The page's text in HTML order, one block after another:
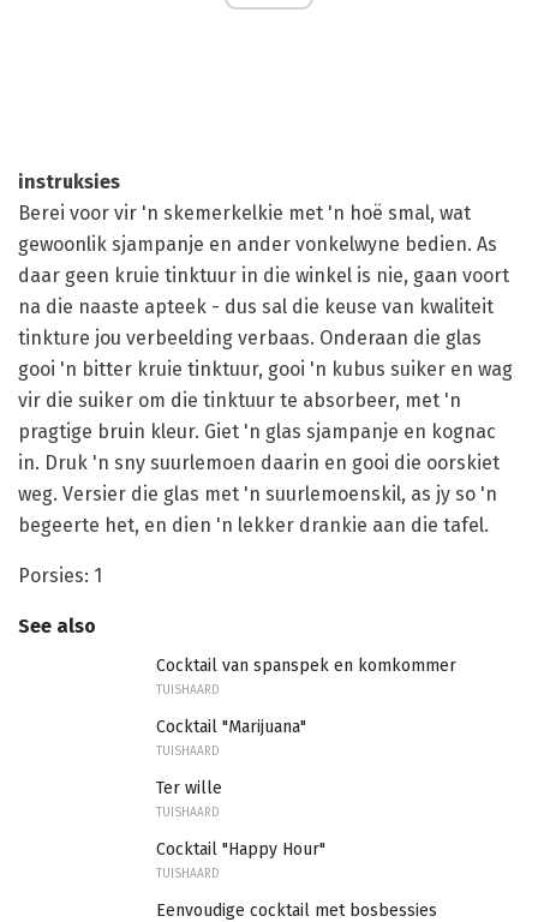
instruksies
Berei voor vir 'n skemerkelkie met 'n hoë smal, wat
gewoonlik sjampanje en ander vonkelwyne bedien. As
daar geen kruie tinktuur in die winkel is nie, gaan voort
na die naaste apteek - dus sal die keuse van kwaliteit
tinkture jou verbeelding verbaas. Onderaan die glas
gooi 'n bitter kruie tinktuur, gooi 'n kubus suiker en wag
vir die suiker om die tinktuur te absorbeer, met 'n
pragtige bruin kleur. Giet 'n glas sjampanje en kognac
in. Druk 'n sny suurlemoen daarin en gooi die oorskiet
weg. Versier die glas met 'n suurlemoenskil, as jy so 'n
begeerte het, en dien 'n lekker drankie aan die tafel.
Porsies: 1
See also
Cocktail van spanspek en komkommer
TUISHAARD
Cocktail "Marijuana"
TUISHAARD
Ter wille
TUISHAARD
Cocktail "Happy Hour"
TUISHAARD
Eenvoudige cocktail met bosbessies